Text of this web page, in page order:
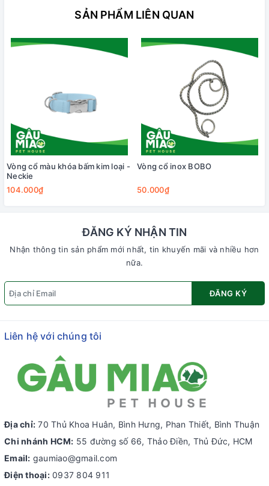
SẢN PHẨM LIÊN QUAN
Vòng cổ màu khóa bấm kim loại -
Neckie
104.000₫
Vòng cổ inox BOBO
50.000₫
ĐĂNG KÝ NHẬN TIN
Nhận thông tin sản phẩm mới nhất, tin khuyến mãi và nhiều hơn
nữa.
ĐĂNG KÝ
Liên hệ với chúng tôi
Địa chỉ: 70 Thủ Khoa Huân, Bình Hưng, Phan Thiết, Bình Thuận
Chi nhánh HCM: 55 đường số 66, Thảo Điền, Thủ Đức, HCM
Email: gaumiao@gmail.com
Điện thoại: 0937 804 911